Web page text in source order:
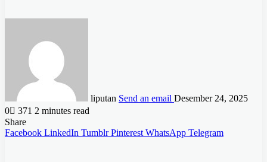
liputan Send an email Desember 24, 2025
0
371 2 minutes read
Share
Facebook LinkedIn Tumblr Pinterest WhatsApp Telegram